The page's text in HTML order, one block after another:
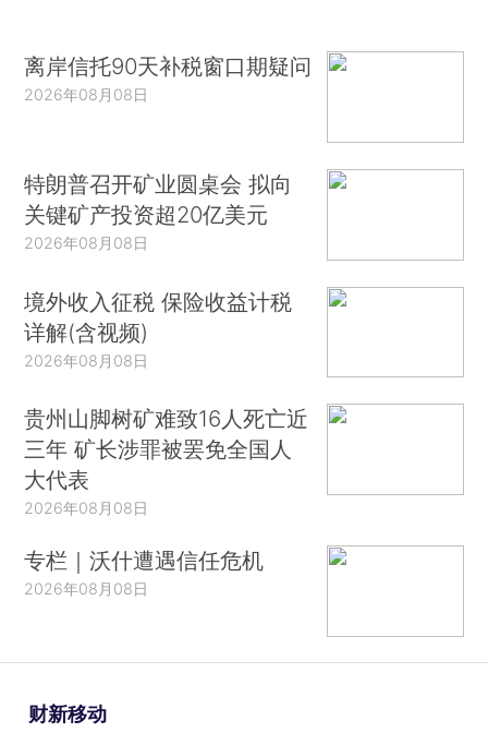
离岸信托90天补税窗口期疑问
2026年08月08日
特朗普召开矿业圆桌会 拟向
关键矿产投资超20亿美元
2026年08月08日
境外收入征税 保险收益计税
详解(含视频)
2026年08月08日
贵州山脚树矿难致16人死亡近
三年 矿长涉罪被罢免全国人
大代表
2026年08月08日
专栏｜沃什遭遇信任危机
2026年08月08日
财新移动